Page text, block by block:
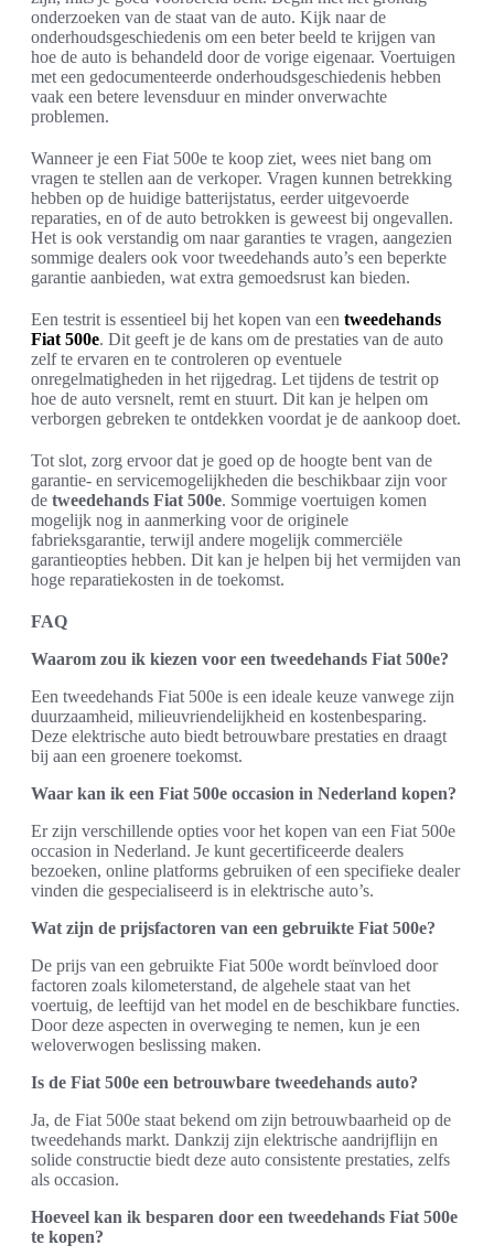
onderzoeken van de staat van de auto. Kijk naar de
onderhoudsgeschiedenis om een beter beeld te krijgen van
hoe de auto is behandeld door de vorige eigenaar. Voertuigen
met een gedocumenteerde onderhoudsgeschiedenis hebben
vaak een betere levensduur en minder onverwachte
problemen.
Wanneer je een Fiat 500e te koop ziet, wees niet bang om
vragen te stellen aan de verkoper. Vragen kunnen betrekking
hebben op de huidige batterijstatus, eerder uitgevoerde
reparaties, en of de auto betrokken is geweest bij ongevallen.
Het is ook verstandig om naar garanties te vragen, aangezien
sommige dealers ook voor tweedehands auto’s een beperkte
garantie aanbieden, wat extra gemoedsrust kan bieden.
Een testrit is essentieel bij het kopen van een tweedehands
Fiat 500e. Dit geeft je de kans om de prestaties van de auto
zelf te ervaren en te controleren op eventuele
onregelmatigheden in het rijgedrag. Let tijdens de testrit op
hoe de auto versnelt, remt en stuurt. Dit kan je helpen om
verborgen gebreken te ontdekken voordat je de aankoop doet.
Tot slot, zorg ervoor dat je goed op de hoogte bent van de
garantie- en servicemogelijkheden die beschikbaar zijn voor
de tweedehands Fiat 500e. Sommige voertuigen komen
mogelijk nog in aanmerking voor de originele
fabrieksgarantie, terwijl andere mogelijk commerciële
garantieopties hebben. Dit kan je helpen bij het vermijden van
hoge reparatiekosten in de toekomst.
FAQ
Waarom zou ik kiezen voor een tweedehands Fiat 500e?
Een tweedehands Fiat 500e is een ideale keuze vanwege zijn
duurzaamheid, milieuvriendelijkheid en kostenbesparing.
Deze elektrische auto biedt betrouwbare prestaties en draagt
bij aan een groenere toekomst.
Waar kan ik een Fiat 500e occasion in Nederland kopen?
Er zijn verschillende opties voor het kopen van een Fiat 500e
occasion in Nederland. Je kunt gecertificeerde dealers
bezoeken, online platforms gebruiken of een specifieke dealer
vinden die gespecialiseerd is in elektrische auto’s.
Wat zijn de prijsfactoren van een gebruikte Fiat 500e?
De prijs van een gebruikte Fiat 500e wordt beïnvloed door
factoren zoals kilometerstand, de algehele staat van het
voertuig, de leeftijd van het model en de beschikbare functies.
Door deze aspecten in overweging te nemen, kun je een
weloverwogen beslissing maken.
Is de Fiat 500e een betrouwbare tweedehands auto?
Ja, de Fiat 500e staat bekend om zijn betrouwbaarheid op de
tweedehands markt. Dankzij zijn elektrische aandrijflijn en
solide constructie biedt deze auto consistente prestaties, zelfs
als occasion.
Hoeveel kan ik besparen door een tweedehands Fiat 500e
te kopen?